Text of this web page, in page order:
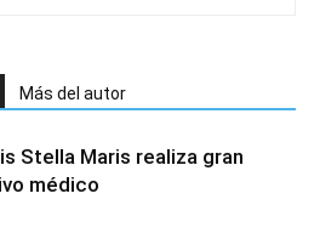
Más del autor
Stella Maris realiza gran
médico